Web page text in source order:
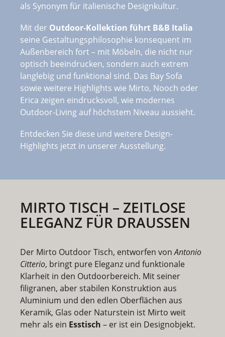
als Synonym für italienische Designkultur.
Mit der Outdoor-Kollektion führt B&B Italia
seine Gestaltungsphilosophie konsequent im
Außenbereich fort – mit Möbeln, die nicht nur
optisch beeindrucken, sondern auch extrem
langlebig und funktional sind. Das Bay Sofa
sowie weitere Highlights wie Mirto, Nooch oder
Erica zeigen eindrucksvoll, wie modernes
Outdoor-Living auf höchstem Niveau aussieht.
Entdecken Sie diese und weitere Design-
Highlights jetzt in unserer Ausstellung.
MIRTO TISCH – ZEITLOSE
ELEGANZ FÜR DRAUSSEN
Der Mirto Outdoor Tisch, entworfen vonAntonio
Citterio, bringt pure Eleganz und funktionale
Klarheit in den Outdoorbereich. Mit seiner
filigranen, aber stabilen Konstruktion aus
Aluminium und den edlen Oberflächen aus
Keramik, Glas oder Naturstein ist Mirto weit
mehr als ein Esstisch – er ist ein Designobjekt.